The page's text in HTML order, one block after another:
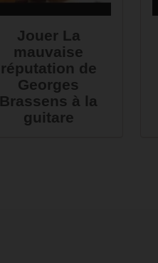
Jouer La
mauvaise
réputation de
Georges
Brassens à la
guitare